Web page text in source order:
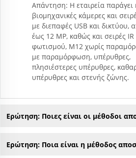
Απάντηση: Η εταιρεία παράγει
βιομηχανικές κάμερες και
με διεπαφές USB και δικτύου,
έως 12 MP, καθώς και σειρές IR
φωτισμού, M12 χωρίς
με παραμόρφωση, υπέρυθρες,
πλησιέστερες υπέρυθρες,
υπέρυθρες και στενής ζώνης.
Ερώτηση: Ποιες είναι οι μέθοδοι
Ερώτηση: Ποια είναι η μέθοδος